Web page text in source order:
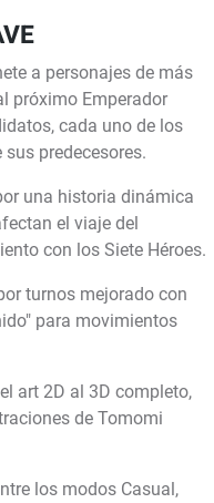
a personajes de más
próximo Emperador
cada uno de los
predecesores.
una historia dinámica
el viaje del
con los Siete Héroes.
turnos mejorado con
para movimientos
art 2D al 3D completo,
de Tomomi
los modos Casual,